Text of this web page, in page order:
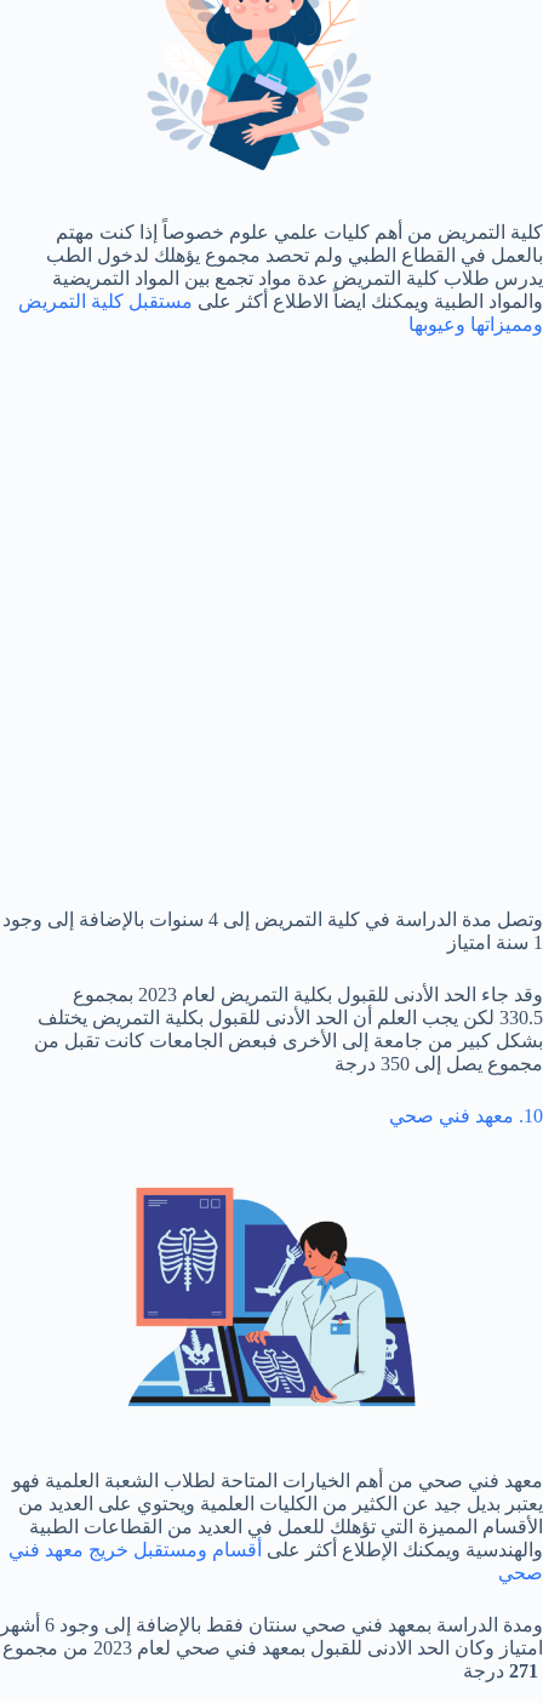
كلية التمريض من أهم كليات علمي علوم خصوصاً إذا كنت مهتم
بالعمل في القطاع الطبي ولم تحصد مجموع يؤهلك لدخول الطب
يدرس طلاب كلية التمريض عدة مواد تجمع بين المواد التمريضية
والمواد الطبية ويمكنك ايضاً الاطلاع أكثر على مستقبل كلية التمريض
ومميزاتها وعيوبها
وتصل مدة الدراسة في كلية التمريض إلى 4 سنوات بالإضافة إلى وجود
1 سنة امتياز
وقد جاء الحد الأدنى للقبول بكلية التمريض لعام 2023 بمجموع
330.5 لكن يجب العلم أن الحد الأدنى للقبول بكلية التمريض يختلف
بشكل كبير من جامعة إلى الأخرى فبعض الجامعات كانت تقبل من
مجموع يصل إلى 350 درجة
10. معهد فني صحي
معهد فني صحي من أهم الخيارات المتاحة لطلاب الشعبة العلمية فهو
يعتبر بديل جيد عن الكثير من الكليات العلمية ويحتوي على العديد من
الأقسام المميزة التي تؤهلك للعمل في العديد من القطاعات الطبية
والهندسية ويمكنك الإطلاع أكثر على أقسام ومستقبل خريج معهد فني
صحي
ومدة الدراسة بمعهد فني صحي سنتان فقط بالإضافة إلى وجود 6 أشهر
امتياز وكان الحد الادنى للقبول بمعهد فني صحي لعام 2023 من مجموع
271 درجة